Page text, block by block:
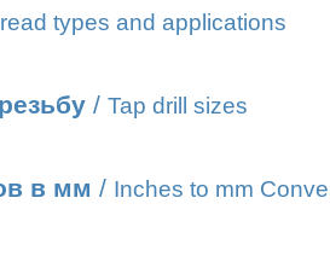
types and applications
/ Tap drill sizes
в мм / Inches to mm